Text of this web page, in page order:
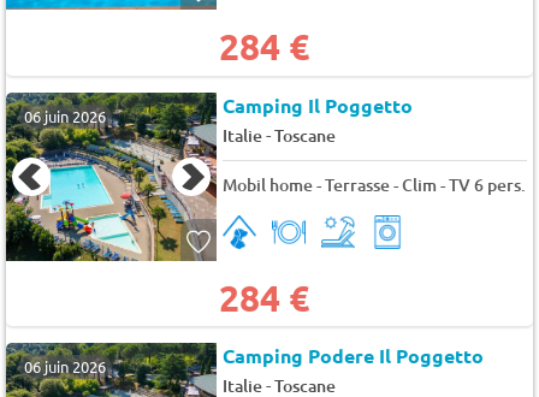
284 €
06 juin 2026 Camping Il Poggetto
Italie-Toscane
Mobil home - Terrasse - Clim - TV 6 pers.
284 €
06 juin 2026 Camping Podere Il Poggetto
Italie-Toscane